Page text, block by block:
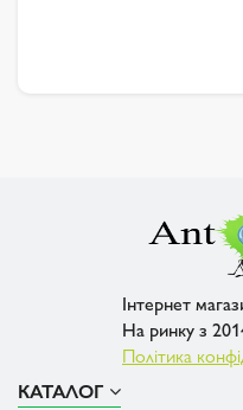
Інтернет
На ринку з
Політика
КАТАЛОГ